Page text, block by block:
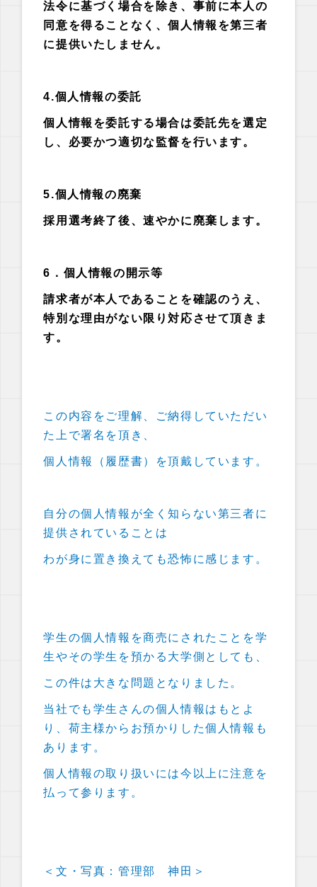
法令に基づく場合を除き、事前に本人の
同意を得ることなく、個人情報を第三者
に提供いたしません。
4.個人情報の委託
個人情報を委託する場合は委託先を選定
し、必要かつ適切な監督を行います。
5.個人情報の廃棄
採用選考終了後、速やかに廃棄します。
6．個人情報の開示等
請求者が本人であることを確認のうえ、
特別な理由がない限り対応させて頂きま
す。
この内容をご理解、ご納得していただい
た上で署名を頂き、
個人情報（履歴書）を頂戴しています。
自分の個人情報が全く知らない第三者に
提供されていることは
わが身に置き換えても恐怖に感じます。
学生の個人情報を商売にされたことを学
生やその学生を預かる大学側としても、
この件は大きな問題となりました。
当社でも学生さんの個人情報はもとよ
り、荷主様からお預かりした個人情報も
あります。
個人情報の取り扱いには今以上に注意を
払って参ります。
＜文・写真：管理部 神田＞